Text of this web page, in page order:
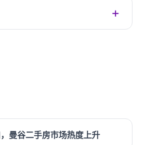
曼谷二手房市场热度上升